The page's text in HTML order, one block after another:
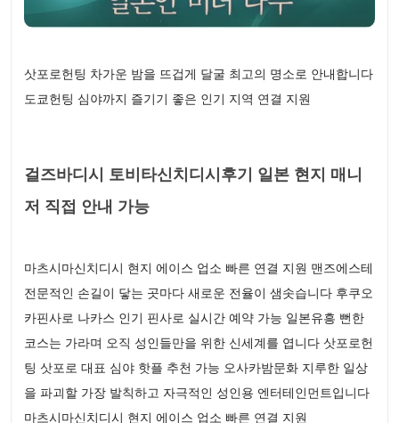
삿포로헌팅 차가운 밤을 뜨겁게 달굴 최고의 명소로 안내합니다
도쿄헌팅 심야까지 즐기기 좋은 인기 지역 연결 지원
걸즈바디시 토비타신치디시후기 일본 현지 매니
저 직접 안내 가능
마츠시마신치디시 현지 에이스 업소 빠른 연결 지원 맨즈에스테
전문적인 손길이 닿는 곳마다 새로운 전율이 샘솟습니다 후쿠오
카핀사로 나카스 인기 핀사로 실시간 예약 가능 일본유흥 뻔한
코스는 가라며 오직 성인들만을 위한 신세계를 엽니다 삿포로헌
팅 삿포로 대표 심야 핫플 추천 가능 오사카밤문화 지루한 일상
을 파괴할 가장 발칙하고 자극적인 성인용 엔터테인먼트입니다
마츠시마신치디시 현지 에이스 업소 빠른 연결 지원